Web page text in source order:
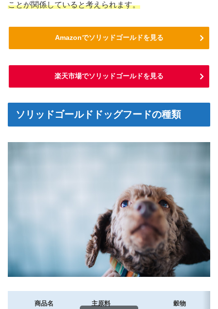
ことが関係していると考えられます。
Amazonでソリッドゴールドを見る
楽天市場でソリッドゴールドを見る
ソリッドゴールドドッグフードの種類
商品名 主原料 穀物